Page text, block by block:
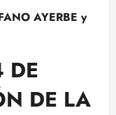
AYERBE y
DE
DE LA